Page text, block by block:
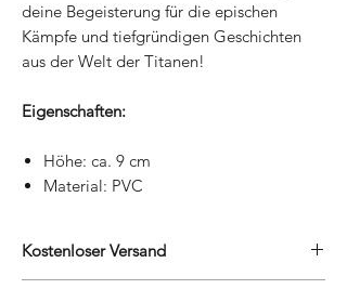
deine Begeisterung für die epischen
Kämpfe und tiefgründigen Geschichten
aus der Welt der Titanen!
Eigenschaften:
Höhe: ca. 9 cm
Material: PVC
Kostenloser Versand